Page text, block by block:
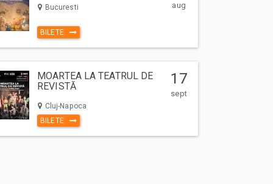
Bucuresti
BILETE
aug
MOARTEA LA TEATRUL DE
REVISTĂ
Cluj-Napoca
BILETE
17
sept